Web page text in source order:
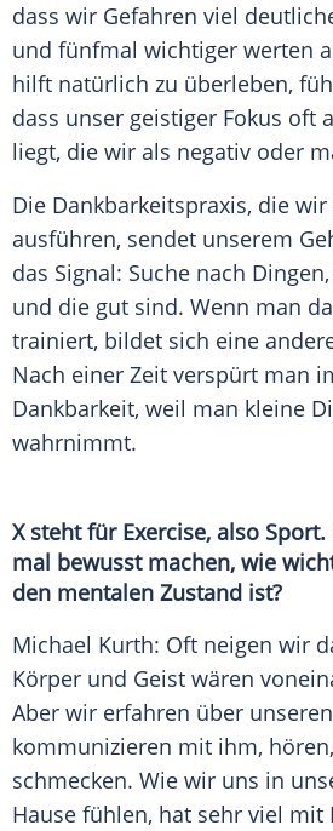
dass wir Gefahren viel
und fünfmal wichtiger werten
hilft natürlich zu überleben,
dass unser geistiger Fokus oft
liegt, die wir als negativ oder
Die Dankbarkeitspraxis, die
ausführen, sendet unserem
das Signal: Suche nach
und die gut sind. Wenn man
trainiert, bildet sich eine
Nach einer Zeit verspürt man
Dankbarkeit, weil man kleine
wahrnimmt.
X steht für Exercise, also
mal bewusst machen, wie
den mentalen Zustand ist?
Michael Kurth: Oft neigen wir
Körper und Geist wären
Aber wir erfahren über
kommunizieren mit ihm,
schmecken. Wie wir uns in
Hause fühlen, hat sehr viel mit